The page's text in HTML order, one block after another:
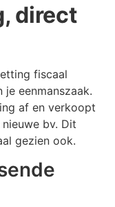
direct
fiscaal
eenmanszaak.
af en verkoopt
bv. Dit
gezien ook.